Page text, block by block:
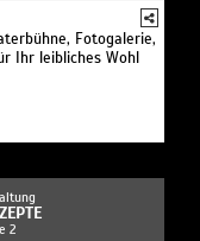
Fotogalerie,
Ihr leibliches Wohl
2